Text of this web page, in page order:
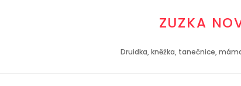
ZUZKA
Druidka, kněžka, tanečnice,